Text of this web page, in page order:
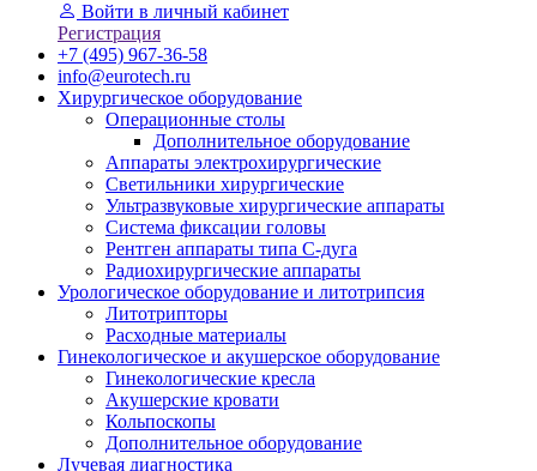
Войти в личный кабинет
Регистрация
+7 (495) 967-36-58
info@eurotech.ru
Хирургическое оборудование
Операционные столы
Дополнительное оборудование
Аппараты электрохирургические
Светильники хирургические
Ультразвуковые хирургические аппараты
Система фиксации головы
Рентген аппараты типа С-дуга
Радиохирургические аппараты
Урологическое оборудование и литотрипсия
Литотрипторы
Расходные материалы
Гинекологическое и акушерское оборудование
Гинекологические кресла
Акушерские кровати
Кольпоскопы
Дополнительное оборудование
Лучевая диагностика